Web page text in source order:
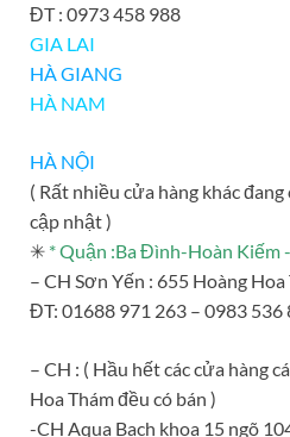
ĐT : 0973 458 988
GIA LAI
HÀ GIANG
HÀ NAM
HÀ NỘI
( Rất nhiều cửa hàng khác
cập nhật )
✳ * Quận :Ba Đình-Hoàn Kiếm
– CH Sơn Yến : 655 Hoàng
ĐT: 01688 971 263 – 0983 536
– CH : ( Hầu hết các cửa hàng
Hoa Thám đều có bán )
-CH Aqua Bach khoa 15 ngõ